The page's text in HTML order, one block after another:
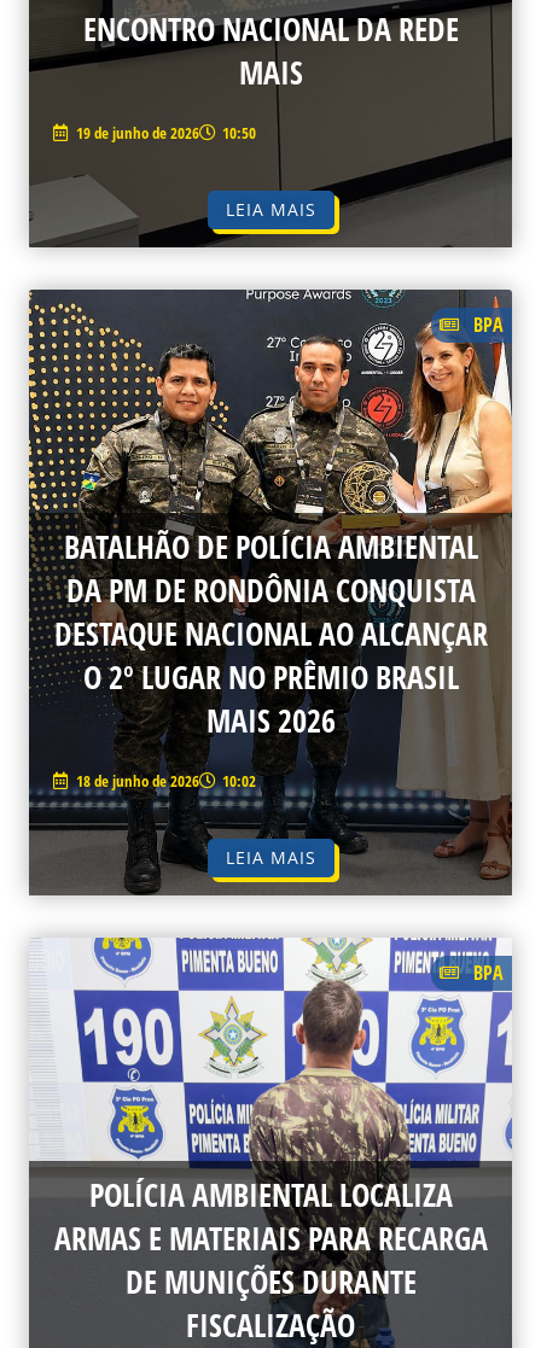
ENCONTRO NACIONAL DA REDE
MAIS
19 de junho de 2026 10:50
LEIA MAIS
BPA
BATALHÃO DE POLÍCIA AMBIENTAL
DA PM DE RONDÔNIA CONQUISTA
DESTAQUE NACIONAL AO ALCANÇAR
O 2º LUGAR NO PRÊMIO BRASIL
MAIS 2026
18 de junho de 2026 10:02
LEIA MAIS
BPA
POLÍCIA AMBIENTAL LOCALIZA
ARMAS E MATERIAIS PARA RECARGA
DE MUNIÇÕES DURANTE
FISCALIZAÇÃO